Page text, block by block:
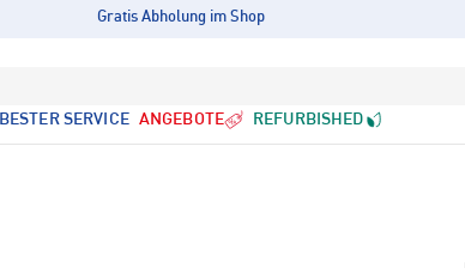
Gratis Abholung im Shop
BESTER SERVICE ANGEBOTE REFURBISHED